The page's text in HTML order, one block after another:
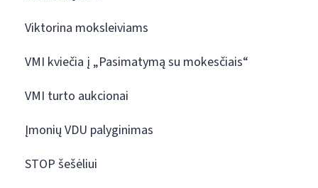
Viktorina moksleiviams
VMI kviečia į „Pasimatymą su mokesčiais“
VMI turto aukcionai
Įmonių VDU palyginimas
STOP šešėliui